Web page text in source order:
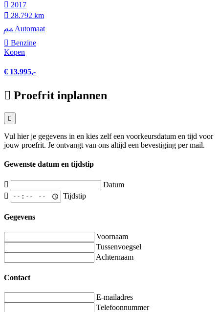
2017
28.792 km
Automaat
Benzine
Kopen
€ 13.995,-
Proefrit inplannen
Vul hier je gegevens in en kies zelf een voorkeursdatum en tijd voor
jouw proefrit. Je ontvangt van ons altijd een bevestiging per mail.
Gewenste datum en tijdstip
Datum
Tijdstip
Gegevens
Voornaam
Tussenvoegsel
Achternaam
Contact
E-mailadres
Telefoonnummer